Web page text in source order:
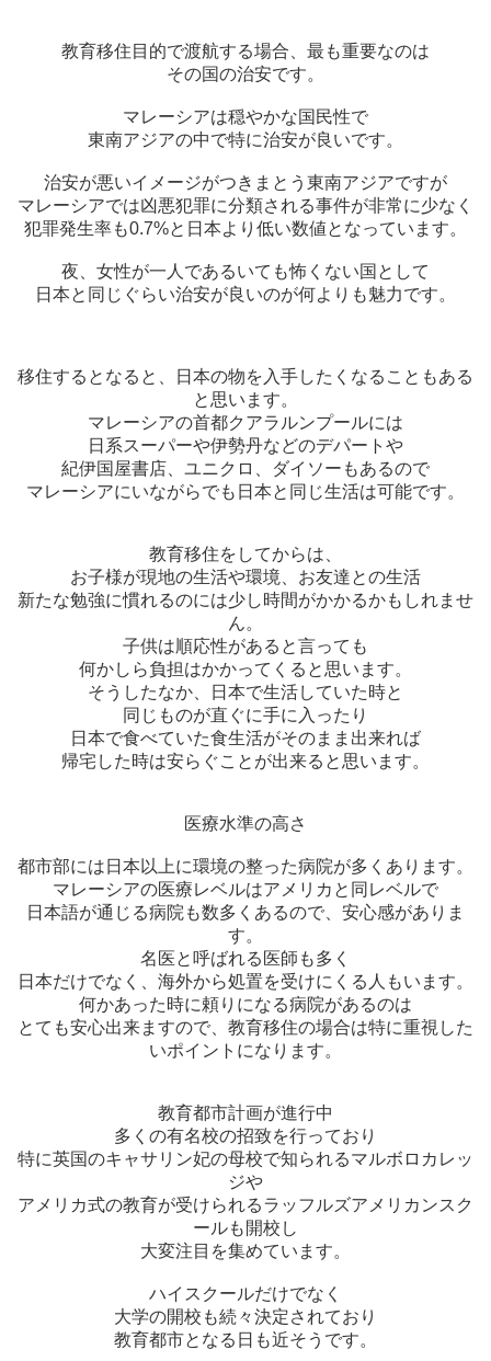
教育移住目的で渡航する場合、最も重要なのは
その国の治安です。
マレーシアは穏やかな国民性で
東南アジアの中で特に治安が良いです。
治安が悪いイメージがつきまとう東南アジアですが
マレーシアでは凶悪犯罪に分類される事件が非常に少なく
犯罪発生率も0.7%と日本より低い数値となっています。
夜、女性が一人であるいても怖くない国として
日本と同じぐらい治安が良いのが何よりも魅力です。
移住するとなると、日本の物を入手したくなることもある
と思います。
マレーシアの首都クアラルンプールには
日系スーパーや伊勢丹などのデパートや
紀伊国屋書店、ユニクロ、ダイソーもあるので
マレーシアにいながらでも日本と同じ生活は可能です。
教育移住をしてからは、
お子様が現地の生活や環境、お友達との生活
新たな勉強に慣れるのには少し時間がかかるかもしれませ
ん。
子供は順応性があると言っても
何かしら負担はかかってくると思います。
そうしたなか、日本で生活していた時と
同じものが直ぐに手に入ったり
日本で食べていた食生活がそのまま出来れば
帰宅した時は安らぐことが出来ると思います。
医療水準の高さ
都市部には日本以上に環境の整った病院が多くあります。
マレーシアの医療レベルはアメリカと同レベルで
日本語が通じる病院も数多くあるので、安心感がありま
す。
名医と呼ばれる医師も多く
日本だけでなく、海外から処置を受けにくる人もいます。
何かあった時に頼りになる病院があるのは
とても安心出来ますので、教育移住の場合は特に重視した
いポイントになります。
教育都市計画が進行中
多くの有名校の招致を行っており
特に英国のキャサリン妃の母校で知られるマルボロカレッ
ジや
アメリカ式の教育が受けられるラッフルズアメリカンスク
ールも開校し
大変注目を集めています。
ハイスクールだけでなく
大学の開校も続々決定されており
教育都市となる日も近そうです。